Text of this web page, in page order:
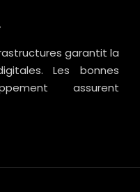
garantit la
Les bonnes
assurent